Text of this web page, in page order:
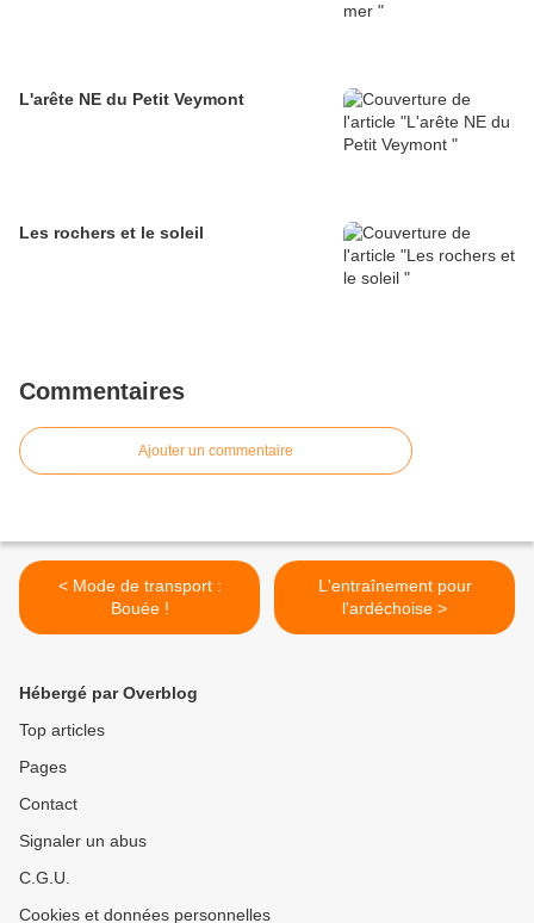
L'arête NE du Petit Veymont
Les rochers et le soleil
Commentaires
Ajouter un commentaire
< Mode de transport :
Bouée !
L'entraînement pour
l'ardéchoise >
Hébergé par Overblog
Top articles
Pages
Contact
Signaler un abus
C.G.U.
Cookies et données personnelles